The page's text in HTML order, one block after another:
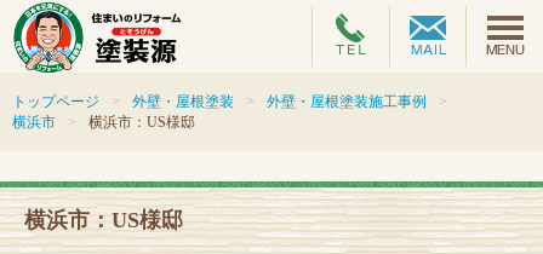
トップページ 外壁・屋根塗装
外壁・屋根塗装施工事例
横浜市
横浜市：US様邸
横浜市：US様邸